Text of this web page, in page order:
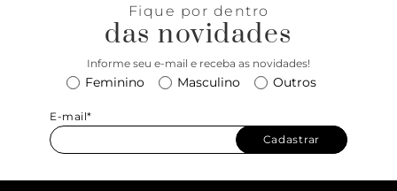
Fique por dentro
das novidades
Informe seu e-mail e receba as novidades!
Feminino Masculino Outros
E-mail*
Cadastrar